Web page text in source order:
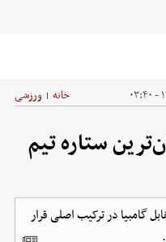
خانه | ورزشی
ستاره تیم
گامبیا در ترکیب اصلی قرار